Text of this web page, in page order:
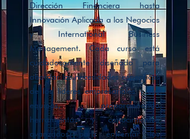
Dirección Financiera hasta
Innovación Aplicada a los Negocios
y International Business
Management. Cada curso está
cuidadosamente diseñado para
abordar las necesidades específicas
de los líderes empresariales y sus
equipos, proporcionando
herramientas y conocimientos
avanzados para enfrentar los